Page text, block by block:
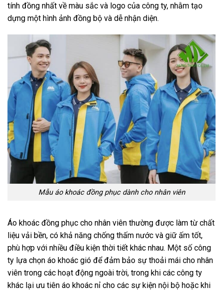
tính đồng nhất về màu sắc và logo của công ty, nhằm tạo
dựng một hình ảnh đồng bộ và dễ nhận diện.
Mẫu áo khoác đồng phục dành cho nhân viên
Áo khoác đồng phục cho nhân viên thường được làm từ chất
liệu vải bền, có khả năng chống thấm nước và giữ ấm tốt,
phù hợp với nhiều điều kiện thời tiết khác nhau. Một số công
ty lựa chọn áo khoác gió để đảm bảo sự thoải mái cho nhân
viên trong các hoạt động ngoài trời, trong khi các công ty
khác lại ưu tiên áo khoác nỉ cho các sự kiện nội bộ hoặc khi